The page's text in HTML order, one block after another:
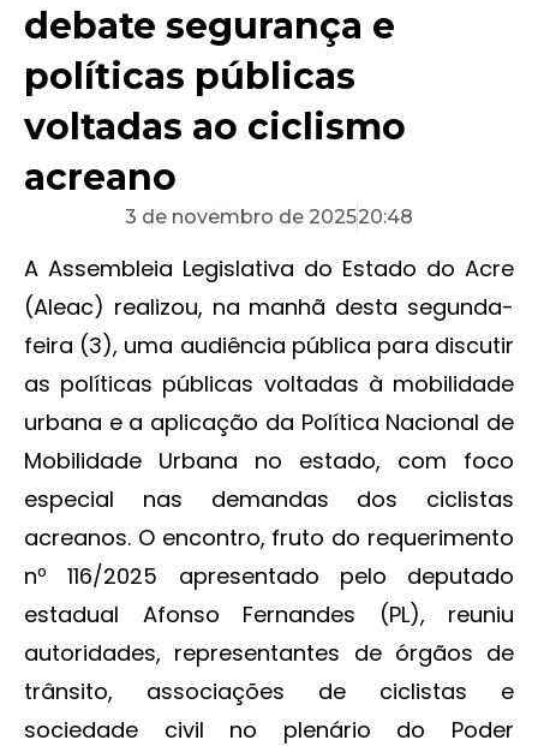
debate segurança e
políticas públicas
voltadas ao ciclismo
acreano
3 de novembro de 202520:48
A Assembleia Legislativa do Estado do Acre
(Aleac) realizou, na manhã desta segunda-
feira (3), uma audiência pública para discutir
as políticas públicas voltadas à mobilidade
urbana e a aplicação da Política Nacional de
Mobilidade Urbana no estado, com foco
especial nas demandas dos ciclistas
acreanos. O encontro, fruto do requerimento
nº 116/2025 apresentado pelo deputado
estadual Afonso Fernandes (PL), reuniu
autoridades, representantes de órgãos de
trânsito, associações de ciclistas e
sociedade civil no plenário do Poder